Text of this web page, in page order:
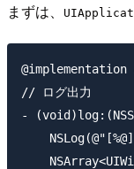
まずは、
@implementation
// ログ出力
-